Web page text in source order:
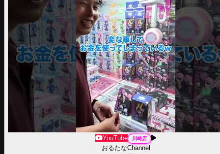
YouTube 川崎店
おるたなChannel